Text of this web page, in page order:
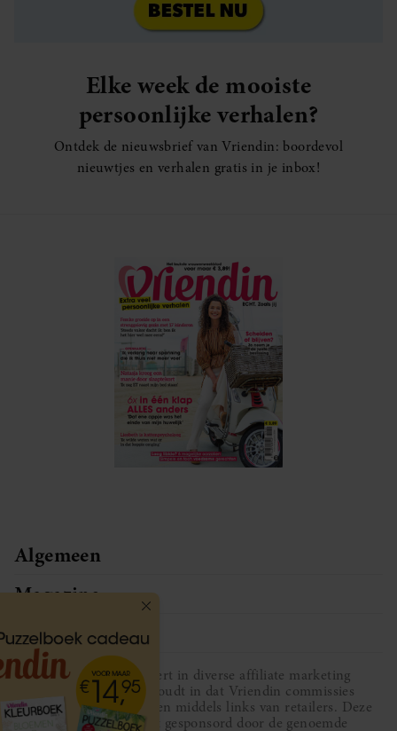
Elke week de mooiste
persoonlijke verhalen?
Ontdek de nieuwsbrief van Vriendin: boordevol
nieuwtjes en verhalen gratis in je inbox!
Algemeen
Magazine
Service
Vriendin participeert in diverse affiliate marketing
programma’s, dat houdt in dat Vriendin commissies
ontvangt voor aankopen middels links van retailers. Deze
website wordt niet gesponsord door de genoemde